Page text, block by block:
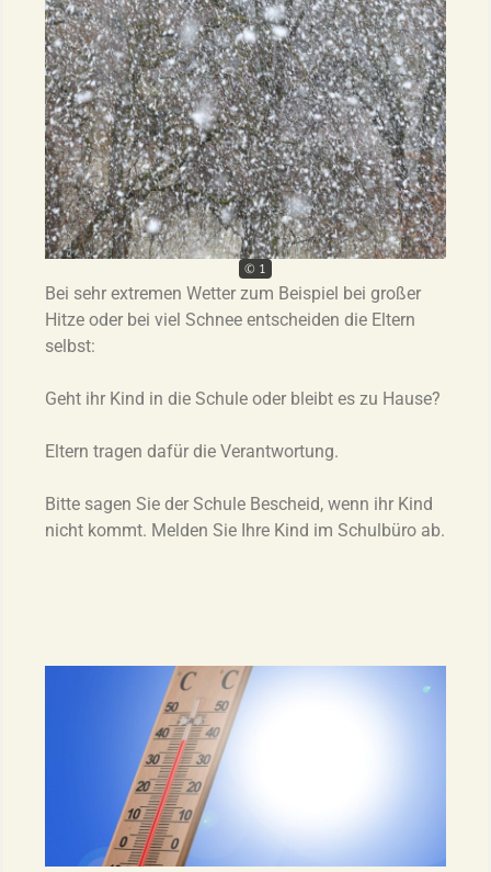
© 1
Bei sehr extremen Wetter zum Beispiel bei großer
Hitze oder bei viel Schnee entscheiden die Eltern
selbst:
Geht ihr Kind in die Schule oder bleibt es zu Hause?
Eltern tragen dafür die Verantwortung.
Bitte sagen Sie der Schule Bescheid, wenn ihr Kind
nicht kommt. Melden Sie Ihre Kind im Schulbüro ab.